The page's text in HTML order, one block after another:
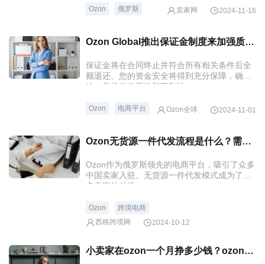
Ozon 俄罗斯 卖家网 2024-11-16
Ozon Global推出保证金制度来加强质量和合规监管
保证金将在合同终止并符合所有相关条件后全
额退还。您的资金安全将得到充分保障，确保
这一举措的公平性和互利性。
Ozon 电商平台 Ozon全球 2024-11-01
Ozon无货源一件代发流程是什么？需要注意什么？
Ozon作为俄罗斯领先的电商平台，吸引了众多
中国卖家入驻。无货源一件代发模式成为了许
多卖家的首选。
Ozon
跨境电商
西格跨境网
2024-10-12
小卖家在ozon一个月挣多少钱？ozon电商平台如何入驻？